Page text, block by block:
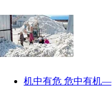
机中有危 危中有机—